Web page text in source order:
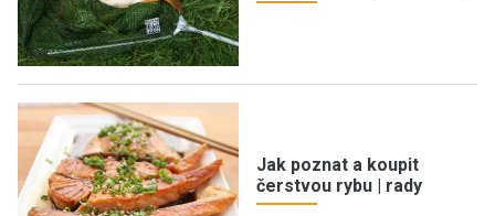
Jak poznat a koupit
čerstvou rybu | rady